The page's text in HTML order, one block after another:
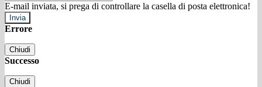
E-mail inviata, si prega di controllare la casella di posta elettronica!
Errore
Chiudi
Successo
Chiudi